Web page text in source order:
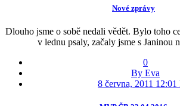
Nové zprávy
Dlouho jsme o sobě nedali vědět. Bylo toho
v lednu psaly, začaly jsme s Janinou
0
By Eva
8 června, 2011 12:01